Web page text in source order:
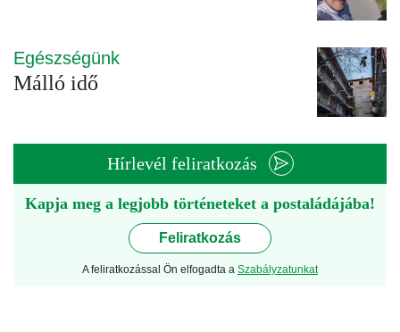
Egészségünk
Málló idő
Hírlevél feliratkozás
Kapja meg a legjobb történeteket a postaládájába!
Feliratkozás
A feliratkozással Ön elfogadta a Szabályzatunkat